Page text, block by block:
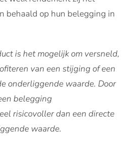
behaald op hun belegging in
is het mogelijk om versneld,
van een stijging of een
onderliggende waarde. Door
belegging
risicovoller dan een directe
waarde.